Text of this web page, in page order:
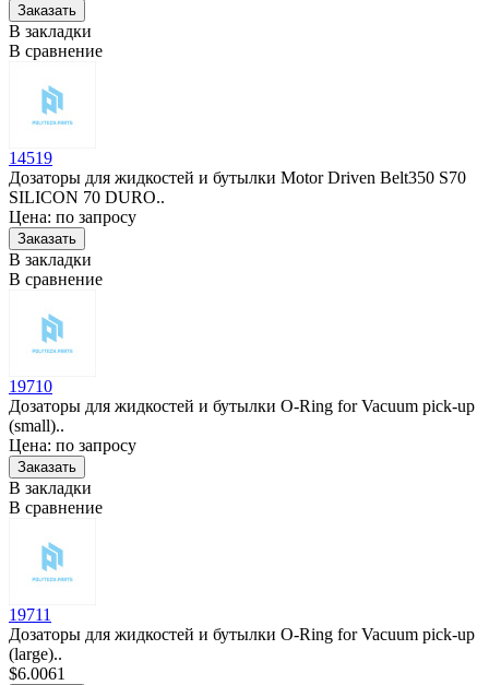
В закладки
В сравнение
14519
Дозаторы для жидкостей и бутылки Motor Driven Belt350 S70
SILICON 70 DURO..
Цена: по запросу
В закладки
В сравнение
19710
Дозаторы для жидкостей и бутылки O-Ring for Vacuum pick-up
(small)..
Цена: по запросу
В закладки
В сравнение
19711
Дозаторы для жидкостей и бутылки O-Ring for Vacuum pick-up
(large)..
$6.0061